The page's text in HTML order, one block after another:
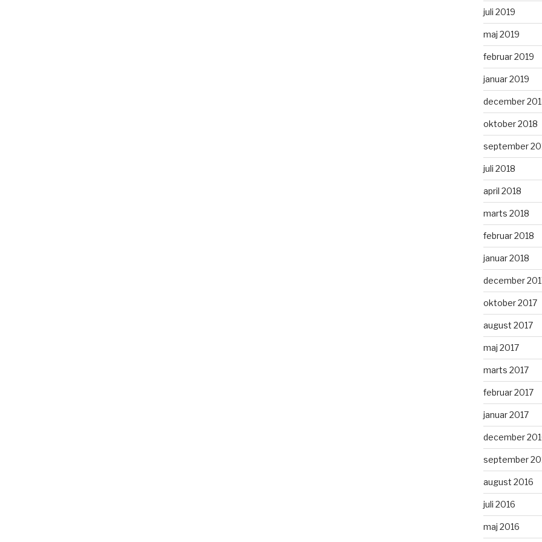
juli 2019
maj 2019
februar 2019
januar 2019
december
oktober 2018
september
juli 2018
april 2018
marts 2018
februar 2018
januar 2018
december
oktober 2017
august 2017
maj 2017
marts 2017
februar 2017
januar 2017
december
september
august 2016
juli 2016
maj 2016